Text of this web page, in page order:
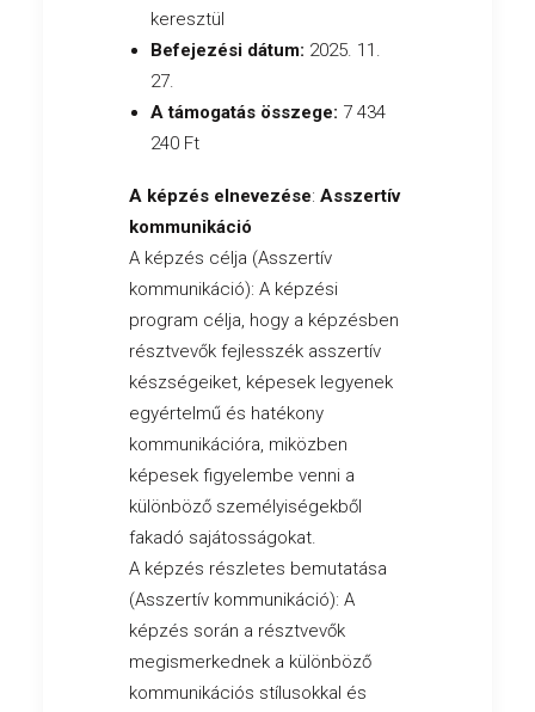
keresztül
Befejezési dátum: 2025. 11.
27.
A támogatás összege: 7 434
240 Ft
A képzés elnevezése: Asszertív
kommunikáció
A képzés célja (Asszertív
kommunikáció): A képzési
program célja, hogy a képzésben
résztvevők fejlesszék asszertív
készségeiket, képesek legyenek
egyértelmű és hatékony
kommunikációra, miközben
képesek figyelembe venni a
különböző személyiségekből
fakadó sajátosságokat.
A képzés részletes bemutatása
(Asszertív kommunikáció): A
képzés során a résztvevők
megismerkednek a különböző
kommunikációs stílusokkal és